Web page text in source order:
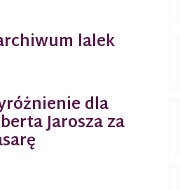
lalek
dla
Jarosza za